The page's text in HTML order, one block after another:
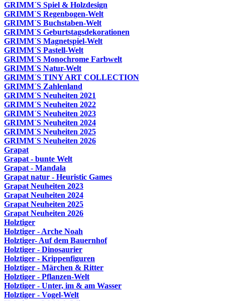
GRIMM´S Spiel & Holzdesign
GRIMM`S Regenbogen-Welt
GRIMM´S Buchstaben-Welt
GRIMM´S Geburtstagsdekorationen
GRIMM´S Magnetspiel-Welt
GRIMM´S Pastell-Welt
GRIMM´S Monochrome Farbwelt
GRIMM´S Natur-Welt
GRIMM´S TINY ART COLLECTION
GRIMM´S Zahlenland
GRIMM´S Neuheiten 2021
GRIMM´S Neuheiten 2022
GRIMM´S Neuheiten 2023
GRIMM´S Neuheiten 2024
GRIMM´S Neuheiten 2025
GRIMM´S Neuheiten 2026
Grapat
Grapat - bunte Welt
Grapat - Mandala
Grapat natur - Heuristic Games
Grapat Neuheiten 2023
Grapat Neuheiten 2024
Grapat Neuheiten 2025
Grapat Neuheiten 2026
Holztiger
Holztiger - Arche Noah
Holztiger- Auf dem Bauernhof
Holztiger - Dinosaurier
Holztiger - Krippenfiguren
Holztiger - Märchen & Ritter
Holztiger - Pflanzen-Welt
Holztiger - Unter, im & am Wasser
Holztiger - Vogel-Welt